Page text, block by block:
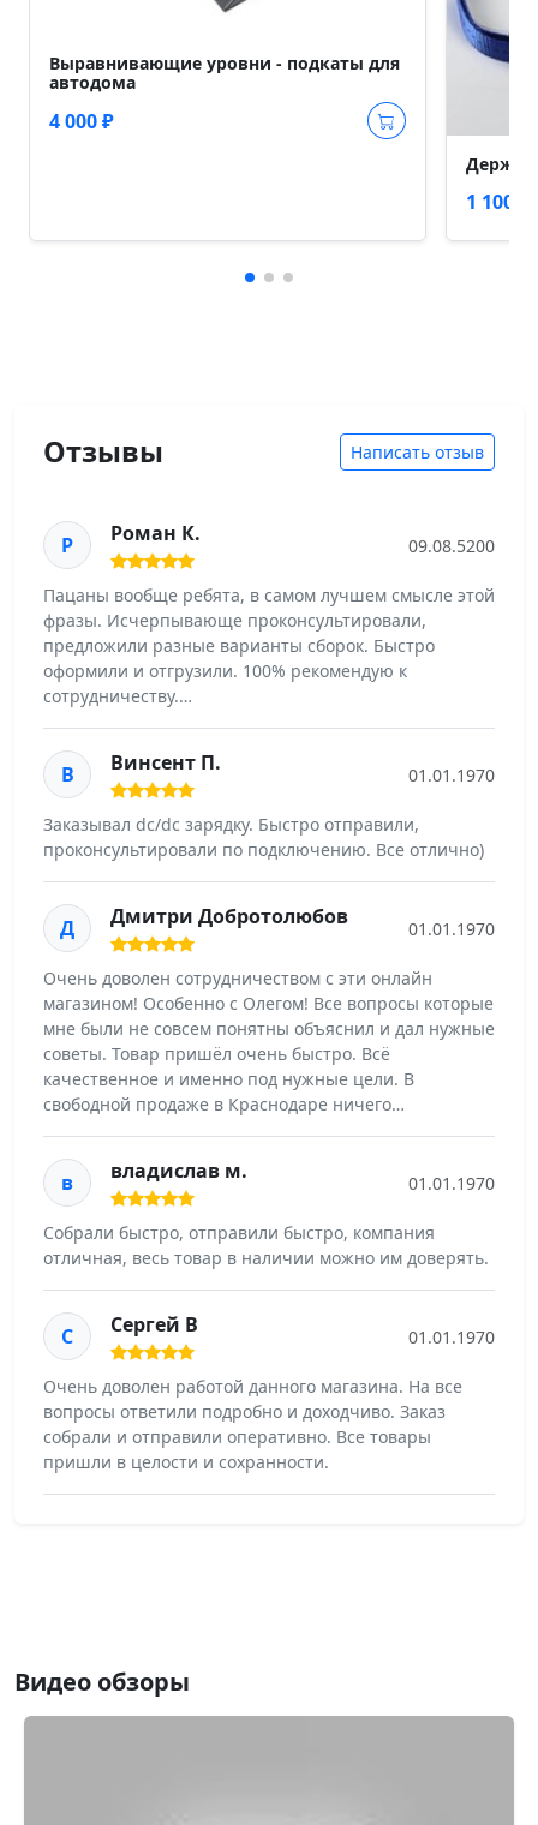
Выравнивающие уровни - подкаты для
автодома
4 000 ₽
1 100 ₽
Отзывы Написать отзыв
Р Роман К. 09.08.5200
Пацаны вообще ребята, в самом лучшем смысле этой
фразы. Исчерпывающе проконсультировали,
предложили разные варианты сборок. Быстро
оформили и отгрузили. 100% рекомендую к
сотрудничеству.…
В Винсент П. 01.01.1970
Заказывал dc/dc зарядку. Быстро отправили,
проконсультировали по подключению. Все отлично)
Д Дмитри Добротолюбов 01.01.1970
Очень доволен сотрудничеством с эти онлайн
магазином! Особенно с Олегом! Все вопросы которые
мне были не совсем понятны объяснил и дал нужные
советы. Товар пришёл очень быстро. Всё
качественное и именно под нужные цели. В
свободной продаже в Краснодаре ничего…
в владислав м. 01.01.1970
Собрали быстро, отправили быстро, компания
отличная, весь товар в наличии можно им доверять.
С Сергей В 01.01.1970
Очень доволен работой данного магазина. На все
вопросы ответили подробно и доходчиво. Заказ
собрали и отправили оперативно. Все товары
пришли в целости и сохранности.
Видео обзоры